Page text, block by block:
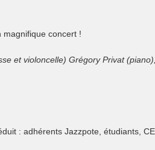
magnifique concert !
et violoncelle) Grégory Privat
: adhérents Jazzpote, étudiants,